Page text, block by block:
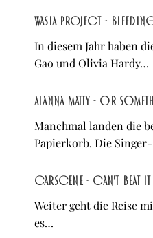
Wasia Project -
In diesem Jahr haben
Gao und Olivia Hardy…
Alanna Matty - Or
Manchmal landen die
Papierkorb. Die
Carscene - Can't Beat It
Weiter geht die Reise
es…